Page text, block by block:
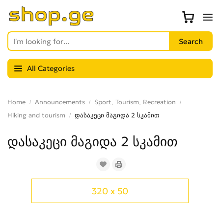
All Categories
Home Announcements
Sport, Tourism, Recreation
Hiking and tourism
დასაკეცი მაგიდა 2 სკამით
დასაკეცი მაგიდა 2 სკამით
320 x 50